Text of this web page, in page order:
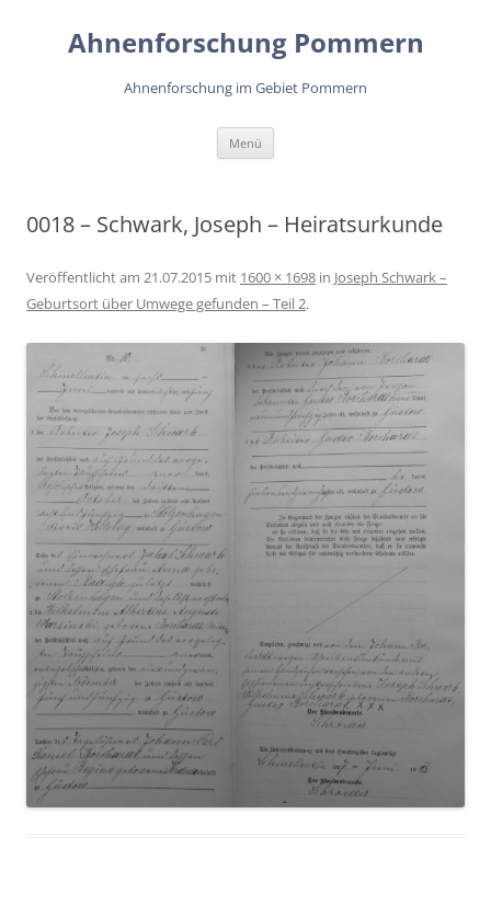
springenAhnenforschung Pommern
Ahnenforschung im Gebiet Pommern
Menü
0018 – Schwark, Joseph – Heiratsurkunde
Veröffentlicht am 21.07.2015 mit 1600 × 1698 in Joseph Schwark –
Geburtsort über Umwege gefunden – Teil 2.